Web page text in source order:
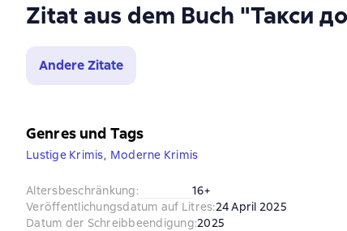
Zitat aus dem Buch "Такси
Andere Zitate
Genres und Tags
Lustige Krimis, Moderne Krimis
Altersbeschränkung:
16+
Veröffentlichungsdatum auf Litres:24 April 2025
Datum der Schreibbeendigung:2025